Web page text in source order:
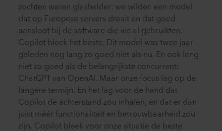
zochten waren glashelder: we wilden een model
dat op Europese servers draait en dat goed
aansloot bij de software die we al gebruikten.
Copilot bleek het beste. Dit model was twee jaar
geleden nog lang zo goed niet als nu. En ook lang
niet zo goed als de belangrijkste concurrent:
ChatGPT van OpenAI. Maar onze focus lag op de
langere termijn. En het lag voor de hand dat
Copilot de achterstand zou inhalen, en dat er dan
juist méér functionaliteit en betrouwbaarheid zou
zijn. Copilot bleek voor onze situatie de beste